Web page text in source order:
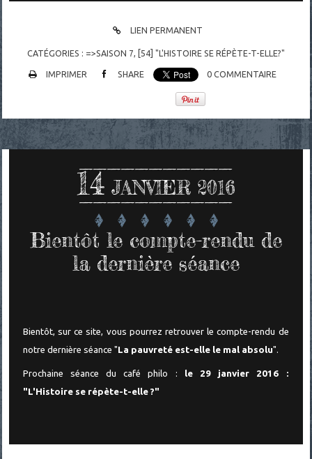
LIEN PERMANENT
CATÉGORIES : =>SAISON 7 [54] "L'HISTOIRE SE RÉPÈTE-T-ELLE?"
IMPRIMER SHARE 0 COMMENTAIRE
14 JANVIER 2016
Bientôt le compte-rendu de
la dernière séance
Bientôt, sur ce site, vous pourrez retrouver le compte-rendu de
notre dernière séance "La pauvreté est-elle le mal absolu".
Prochaine séance du café philo : le 29 janvier 2016 :
"L'Histoire se répète-t-elle ?"